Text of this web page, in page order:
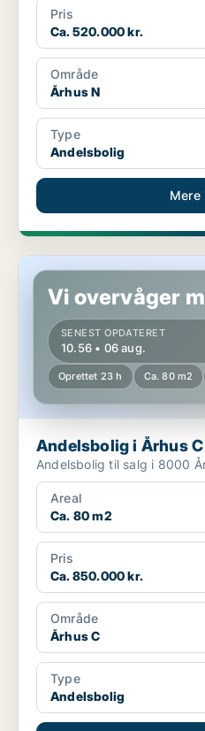
Pris
Ca. 520.000 kr.
Område
Århus N
Type
Andelsbolig
Mere
Andelsbolig i Århus C
Vi overvåger
SENEST OPDATERET
10.56 • 06 aug.
Oprettet 23 h Ca. 80 m2
Andelsbolig i Århus C
Andelsbolig til salg i 8000
Areal
Ca. 80 m2
Pris
Ca. 850.000 kr.
Område
Århus C
Type
Andelsbolig